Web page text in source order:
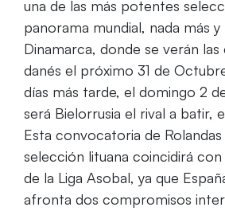
una de las más potentes
panorama mundial, nada más
Dinamarca, donde se verán las
danés el próximo 31 de
días más tarde, el domingo 2
será Bielorrusia el rival a batir,
Esta convocatoria de
selección lituana coincidirá
de la Liga Asobal, ya que
afronta dos compromisos